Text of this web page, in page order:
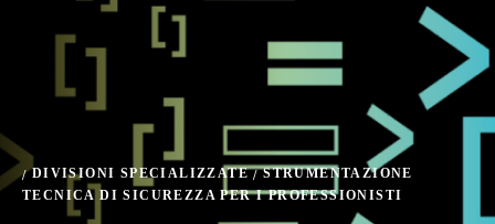
/ DIVISIONI SPECIALIZZATE / STRUMENTAZIONE
TECNICA DI SICUREZZA PER I PROFESSIONISTI